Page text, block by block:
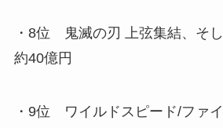
・8位 鬼滅の刃 上弦集結、そ
約40億円
・9位 ワイルドスピード/ファ